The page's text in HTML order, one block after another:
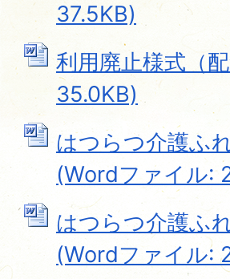
37.5KB)
利用廃止様式（
35.0KB)
はつらつ介護ふ
(Wordファイル:
はつらつ介護ふ
(Wordファイル: